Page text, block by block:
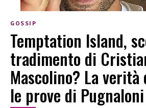
GOSSIP
Temptation Island,
tradimento di
Mascolino? La verità
le prove di Pugnaloni